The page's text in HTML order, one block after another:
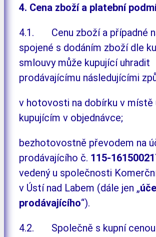
4. Cena zboží a platební
4.1. Cenu zboží a případné
spojené s dodáním zboží dle
smlouvy může kupující uhradit
prodávajícímu následujícími
v hotovosti na dobírku v místě
kupujícím v objednávce;
bezhotovostně převodem na
prodávajícího č. 115-
vedený u společnosti
v Ústí nad Labem (dále jen „
prodávajícího“).
4.2. Společně s kupní cenou